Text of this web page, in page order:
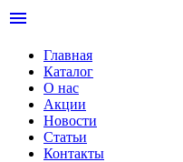
menu
Главная
Каталог
О нас
Акции
Новости
Статьи
Контакты